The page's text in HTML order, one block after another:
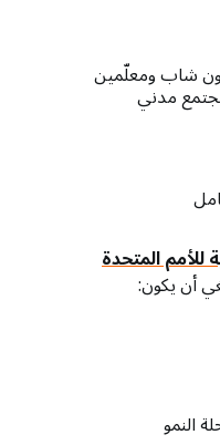
المستفيدين 7.5 مليون شاب ومعلّمين
مدني
للأمم المتحدة
أن يكون:
النمو